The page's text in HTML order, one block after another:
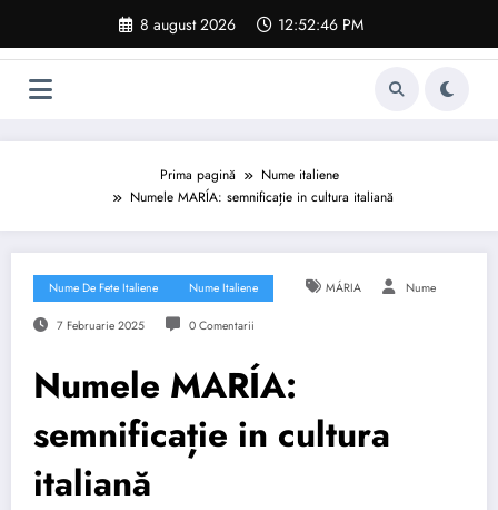
conținut
8 august 2026 12:52:47 PM
Prima pagină
Nume italiene
Numele MARÍA: semnificație in cultura italiană
Nume De Fete Italiene Nume Italiene MÁRIA Nume
7 Februarie 2025 0 Comentarii
Numele MARÍA:
semnificație in cultura
italiană